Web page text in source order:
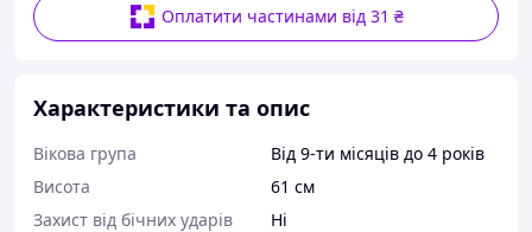
Оплатити частинами від 31 ₴
Характеристики та опис
Вікова група
Від 9-ти місяців до 4 років
Висота
61 см
Захист від бічних ударів
Ні